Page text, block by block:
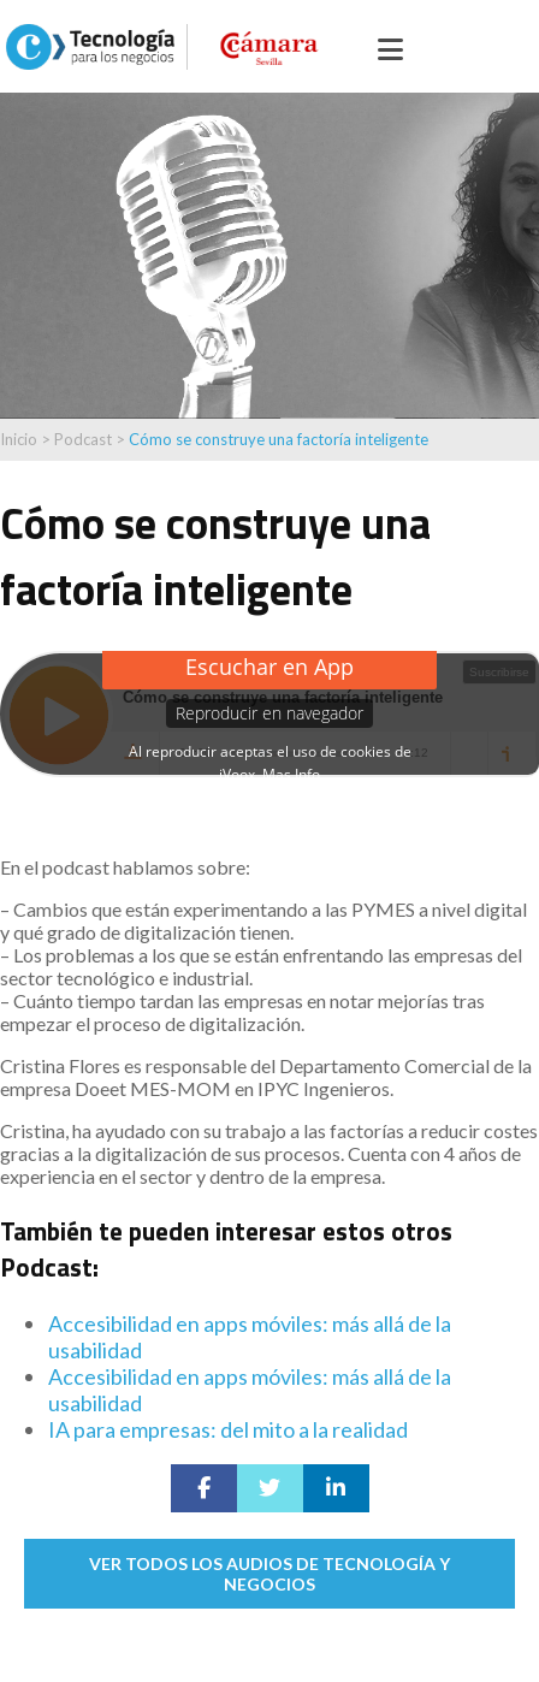
Inicio > Podcast > Cómo se construye una factoría inteligente
Cómo se construye una
factoría inteligente
En el podcast hablamos sobre:
– Cambios que están experimentando a las PYMES a nivel digital
y qué grado de digitalización tienen.
– Los problemas a los que se están enfrentando las empresas del
sector tecnológico e industrial.
– Cuánto tiempo tardan las empresas en notar mejorías tras
empezar el proceso de digitalización.
Cristina Flores es responsable del Departamento Comercial de la
empresa Doeet MES-MOM en IPYC Ingenieros.
Cristina, ha ayudado con su trabajo a las factorías a reducir costes
gracias a la digitalización de sus procesos. Cuenta con 4 años de
experiencia en el sector y dentro de la empresa.
También te pueden interesar estos otros
Podcast:
Accesibilidad en apps móviles: más allá de la
usabilidad
Accesibilidad en apps móviles: más allá de la
usabilidad
IA para empresas: del mito a la realidad
VER TODOS LOS AUDIOS DE TECNOLOGÍA Y
NEGOCIOS